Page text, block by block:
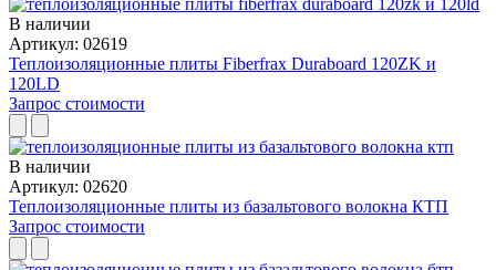
В наличии
Артикул: 02619
Теплоизоляционные плиты Fiberfrax Duraboard 120ZK и
120LD
Запрос стоимости
В наличии
Артикул: 02620
Теплоизоляционные плиты из базальтового волокна КТП
Запрос стоимости